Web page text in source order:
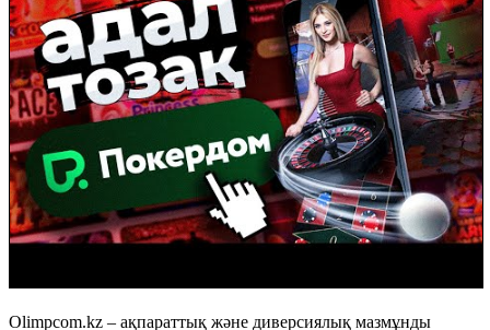
Olimpcom.kz – ақпараттық және диверсиялық мазмұнды